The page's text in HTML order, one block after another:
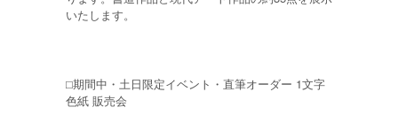
いたします。
⬜︎期間中・土日限定イベント・直筆オーダー 1文字
色紙 販売会